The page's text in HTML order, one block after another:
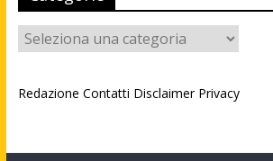
Categorie
Redazione Contatti Disclaimer Privacy